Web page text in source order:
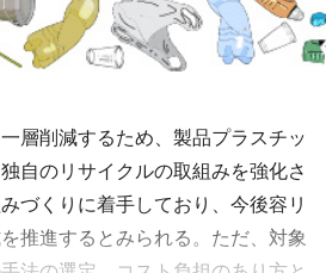
層削減するため、製品プラスチッ
自のリサイクルの取組みを強化さ
づくりに着手しており、今後容リ
推進するとみられる。ただ、対象